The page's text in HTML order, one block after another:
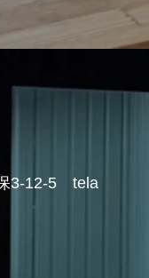
3-12-5 tela